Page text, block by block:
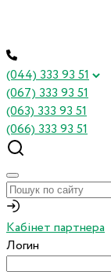
(044) 333 93 51
(067) 333 93 51
(063) 333 93 51
(066) 333 93 51
Кабінет партнера
Логин